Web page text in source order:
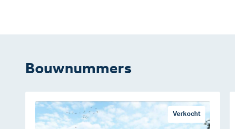
Bouwnummers
Verkocht